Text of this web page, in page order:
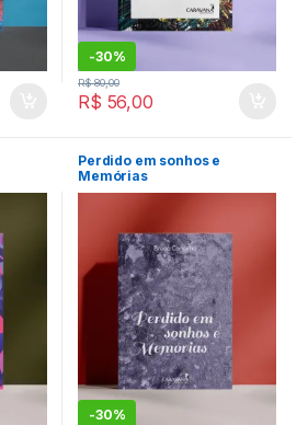
-30%
R$ 56,00
R$80,00
Perdido em sonhos e
Memórias
-30%